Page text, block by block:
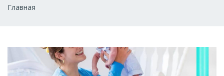
Строка
Главная